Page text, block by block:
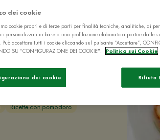
composto da
e anche facile
che le
vi
Ricette con pomodoro
dei cookie
cookie propri e di terze parti per finalità tecniche, analitiche, di
personalizzati in base a una profilazione elaborata a partire dalle
accettare tutti i cookie cliccando sul pulsante “Accettare”,
SU "CONFIGURAZIONE DEI COOKIE".
Politica sui Cookie
Rifiuta
dei cookie